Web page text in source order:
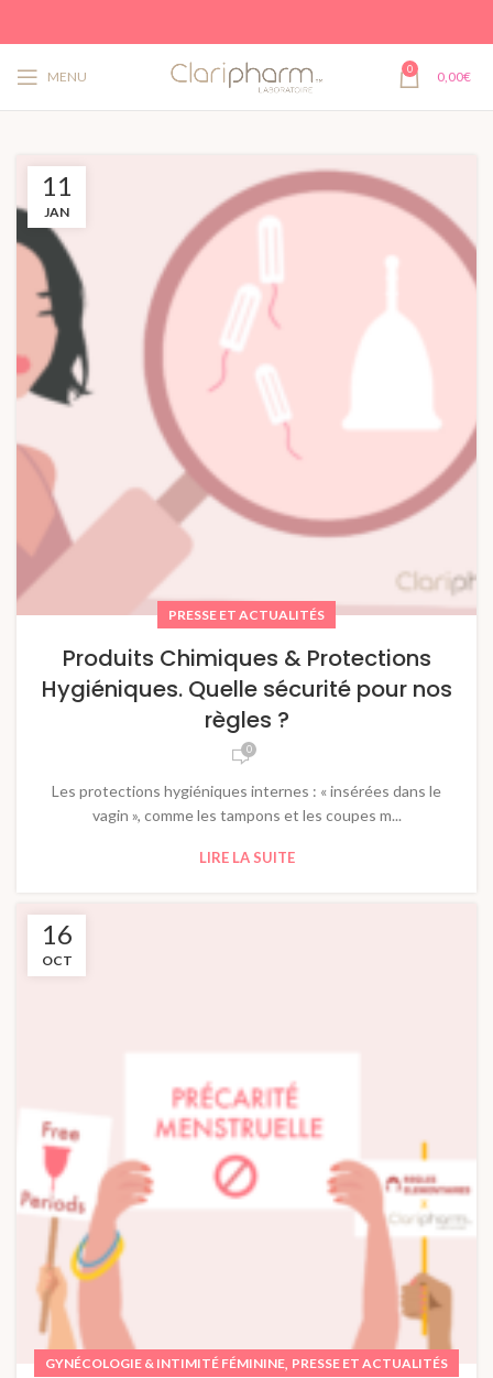
MENU 0 0,00€
11
JAN
PRESSE ET ACTUALITÉS
Produits Chimiques & Protections
Hygiéniques. Quelle sécurité pour nos
règles ?
0
Les protections hygiéniques internes : « insérées dans le
vagin », comme les tampons et les coupes m...
LIRE LA SUITE
16
OCT
GYNÉCOLOGIE & INTIMITÉ FÉMININE, PRESSE ET ACTUALITÉS